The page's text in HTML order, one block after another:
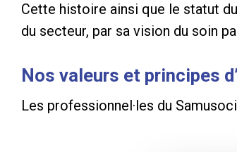
Cette histoire ainsi que le statut
du secteur, par sa vision du soin
Nos valeurs et principes
Les professionnel·les du